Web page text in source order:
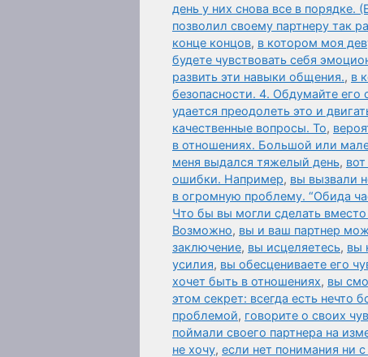
день у них снова все в порядке.
позволил своему партнеру так
конце концов, в котором моя
будете чувствовать себя
развить эти навыки общения., в
безопасности. 4. Обдумайте его
удается преодолеть это и
качественные вопросы. То,
в отношениях. Большой или
меня выдался тяжелый день,
ошибки. Например, вы вызвали
в огромную проблему. “Обида
Что бы вы могли сделать
Возможно, вы и ваш партнер
заключение, вы исцеляетесь, вы
усилия, вы обесцениваете его
хочет быть в отношениях, вы
этом секрет: всегда есть нечто
проблемой, говорите о своих
поймали своего партнера на
не хочу, если нет понимания ни